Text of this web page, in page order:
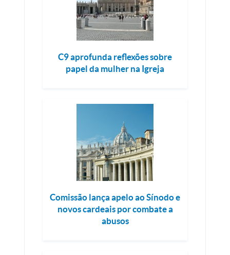
C9 aprofunda reflexões sobre
papel da mulher na Igreja
Comissão lança apelo ao Sínodo e
novos cardeais por combate a
abusos